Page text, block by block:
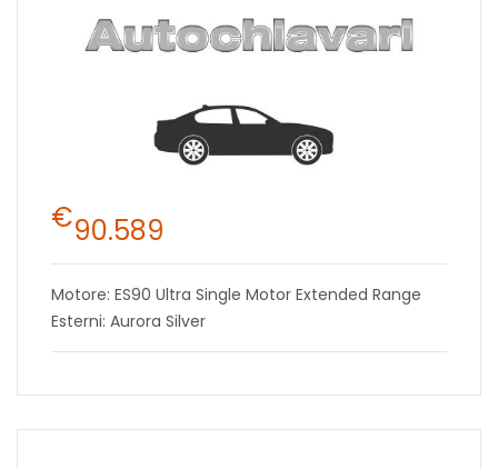
€90.589
Motore: ES90 Ultra Single Motor Extended Range
Esterni: Aurora Silver